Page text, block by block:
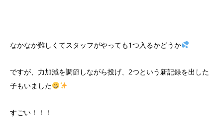
なかなか難しくてスタッフがやっても1つ入るかどうか
ですが、力加減を調節しながら投げ、2つという新記録を出した
子もいました
すごい！！！